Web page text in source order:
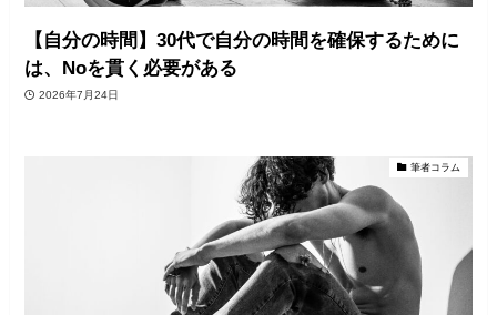
【自分の時間】30代で自分の時間を確保するために
は、Noを貫く必要がある
2026年7月24日
筆者コラム